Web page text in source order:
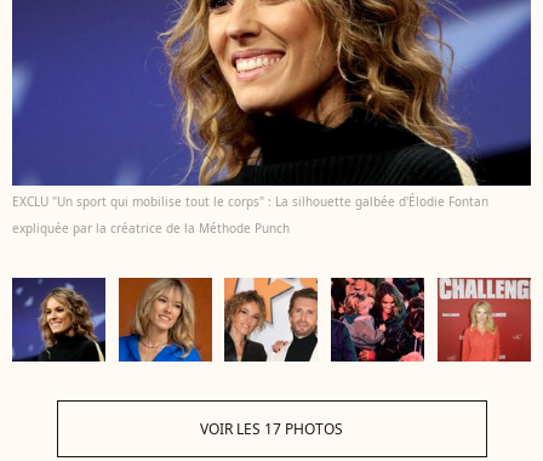
EXCLU "Un sport qui mobilise tout le corps" : La silhouette galbée d'Élodie Fontan
expliquée par la créatrice de la Méthode Punch
VOIR LES 17 PHOTOS